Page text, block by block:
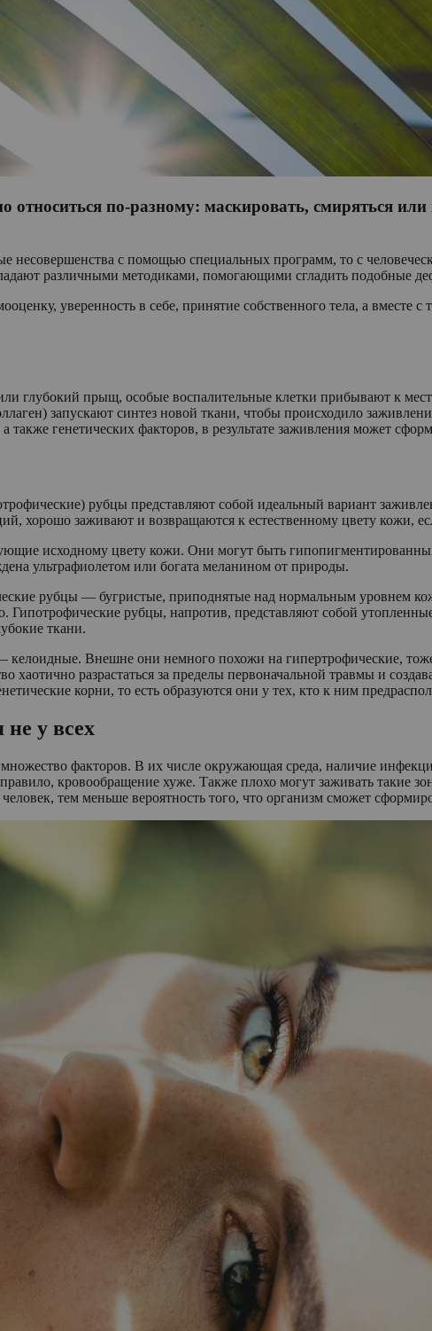
по-разному: маскировать, смиряться
несовершенства с помощью специальных программ, то с
различными методиками, помогающими сгладить подобные
уверенность в себе, принятие собственного тела, а
глубокий прыщ, особые воспалительные клетки прибывают к
запускают синтез новой ткани, чтобы происходило
генетических факторов, в результате заживления может
рубцы представляют собой идеальный вариант
хорошо заживают и возвращаются к естественному цвету кожи,
исходному цвету кожи. Они могут быть
ультрафиолетом или богата меланином от природы.
рубцы — бугристые, приподнятые над нормальным уровнем
Гипотрофические рубцы, напротив, представляют собой
ткани.
Внешне они немного похожи на гипертрофические,
разрастаться за пределы первоначальной травмы и
корни, то есть образуются они у тех, кто к ним
у всех
факторов. В их числе окружающая среда, наличие
кровообращение хуже. Также плохо могут заживать такие
тем меньше вероятность того, что организм сможет